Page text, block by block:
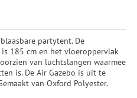
partytent. De
185 cm en het vloeroppervlak
van luchtslangen waarmee
is. De Air Gazebo is uit te
van Oxford Polyester.